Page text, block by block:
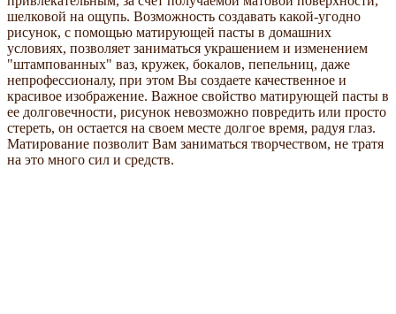
шелковой на ощупь. Возможность создавать какой-угодно
рисунок, с помощью матирующей пасты в домашних
условиях, позволяет заниматься украшением и изменением
"штампованных" ваз, кружек, бокалов, пепельниц, даже
непрофессионалу, при этом Вы создаете качественное и
красивое изображение. Важное свойство матирующей пасты в
ее долговечности, рисунок невозможно повредить или просто
стереть, он остается на своем месте долгое время, радуя глаз.
Матирование позволит Вам заниматься творчеством, не тратя
на это много сил и средств.